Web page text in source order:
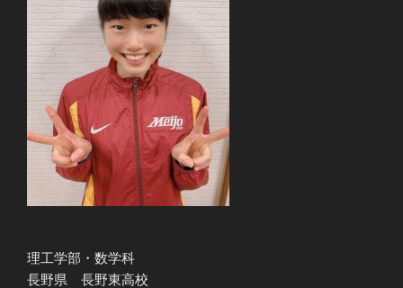
理工学部・数学科
長野県 長野東高校